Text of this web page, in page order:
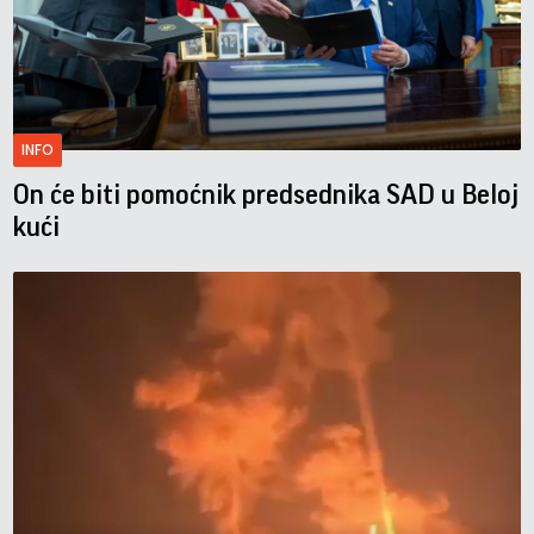
INFO
On će biti pomoćnik predsednika SAD u Beloj
kući